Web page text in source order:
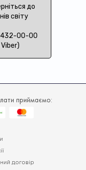
до
світу
00-00
приймаємо:
договір